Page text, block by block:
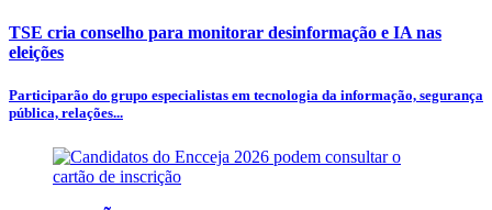
TSE cria conselho para monitorar desinformação e IA nas
eleições
Participarão do grupo especialistas em tecnologia da informação, segurança
pública, relações...